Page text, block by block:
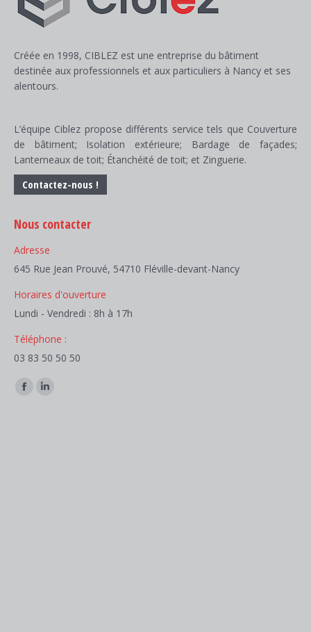
Créée en 1998, CIBLEZ est une entreprise du bâtiment
destinée aux professionnels et aux particuliers à Nancy et ses
alentours.
L’équipe Ciblez propose différents service tels que Couverture
de bâtiment; Isolation extérieure; Bardage de façades;
Lanterneaux de toit; Étanchéité de toit; et Zinguerie.
Contactez-nous !
Nous contacter
Adresse
645 Rue Jean Prouvé, 54710 Fléville-devant-Nancy
Horaires d'ouverture
Lundi - Vendredi : 8h à 17h
Téléphone :
03 83 50 50 50
Trouvez nous sur :
Facebook
LinkedIn